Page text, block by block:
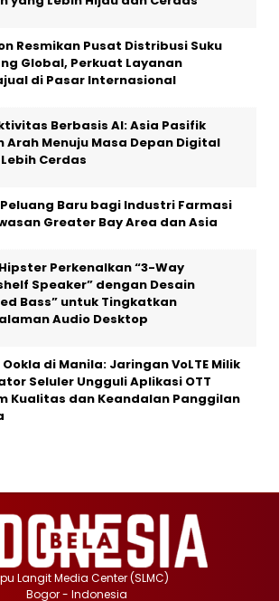
Resmikan Pusat Distribusi Suku
Global, Perkuat Layanan
di Pasar Internasional
Berbasis AI: Asia Pasifik
Arah Menuju Masa Depan Digital
Cerdas
Baru bagi Industri Farmasi
Greater Bay Area dan Asia
Perkenalkan “3-Way
Speaker” dengan Desain
Bass” untuk Tingkatkan
Audio Desktop
di Manila: Jaringan VoLTE Milik
Seluler Ungguli Aplikasi OTT
Kualitas dan Keandalan Panggilan
Langit Media Center (SLMC)
Bogor - Indonesia